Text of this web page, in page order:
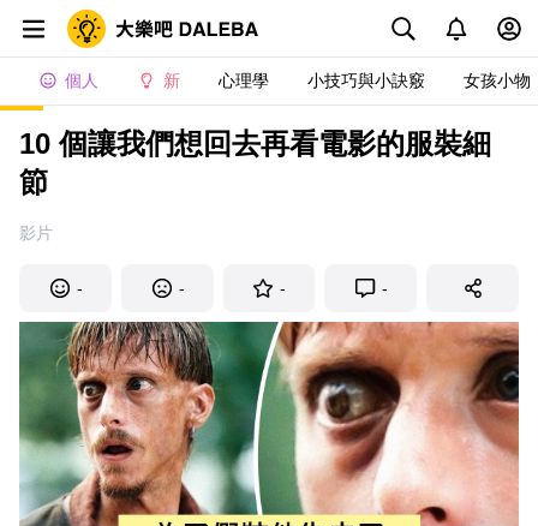
個人 新 心理學 小技巧與小訣竅 女孩小物
10 個讓我們想回去再看電影的服裝細
節
影片
- - - -